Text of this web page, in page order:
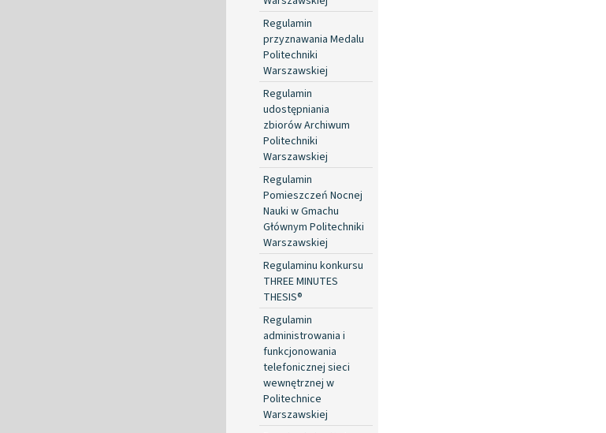
Regulamin
przyznawania Medalu
Politechniki
Warszawskiej
Regulamin
udostępniania
zbiorów Archiwum
Politechniki
Warszawskiej
Regulamin
Pomieszczeń Nocnej
Nauki w Gmachu
Głównym Politechniki
Warszawskiej
Regulaminu konkursu
THREE MINUTES
THESIS®
Regulamin
administrowania i
funkcjonowania
telefonicznej sieci
wewnętrznej w
Politechnice
Warszawskiej